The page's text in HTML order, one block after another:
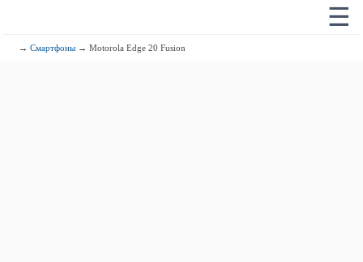
☰
→Смартфоны → Motorola Edge 20 Fusion